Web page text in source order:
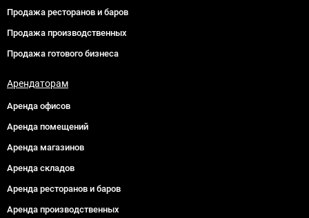
Продажа ресторанов и баров
Продажа производственных
Продажа готового бизнеса
Арендаторам
Аренда офисов
Аренда помещений
Аренда магазинов
Аренда складов
Аренда ресторанов и баров
Аренда производственных